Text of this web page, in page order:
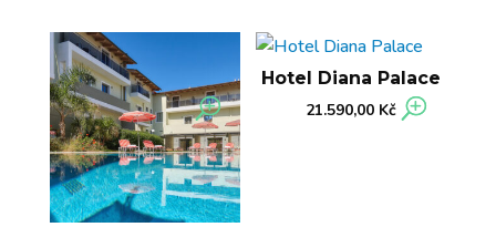
Hotel Diana Palace
21.590,00 Kč